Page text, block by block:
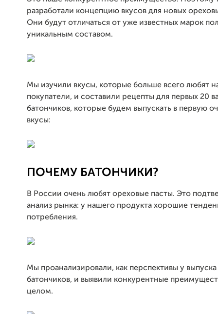
разработали концепцию вкусов для новых
Они будут отличаться от уже известных марок
уникальным составом.
Мы изучили вкусы, которые больше всего любят
покупатели, и составили рецепты для первых 20
батончиков, которые будем выпускать в первую
вкусы:
ПОЧЕМУ БАТОНЧИКИ?
В России очень любят ореховые пасты. Это
анализ рынка: у нашего продукта хорошие
потребления.
Мы проанализировали, как перспективы у
батончиков, и выявили конкурентные
целом.